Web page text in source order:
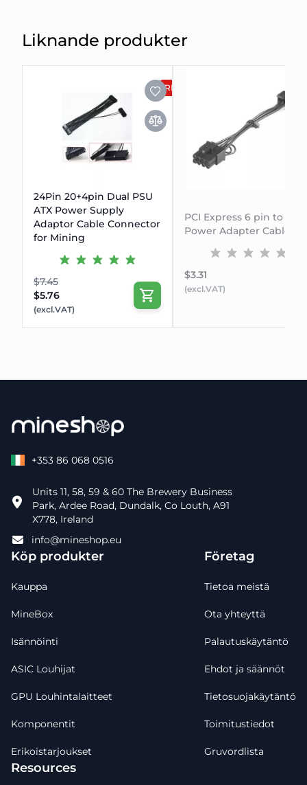
Liknande produkter
REA
24Pin 20+4pin Dual PSU
ATX Power Supply
Adaptor Cable Connector
for Mining
$7.45
$5.76
(excl.VAT)
PCI Express 6 pin to 8
Power Adapter Cable
$3.31
(excl.VAT)
+353 86 068 0516
Units 11, 58, 59 & 60 The Brewery Business
Park, Ardee Road, Dundalk, Co Louth, A91
X778, Ireland
info@mineshop.eu
Köp produkter
Kauppa
MineBox
Isännöinti
ASIC Louhijat
GPU Louhintalaitteet
Komponentit
Erikoistarjoukset
Företag
Tietoa meistä
Ota yhteyttä
Palautuskäytäntö
Ehdot ja säännöt
Tietosuojakäytäntö
Toimitustiedot
Gruvordlista
Resources